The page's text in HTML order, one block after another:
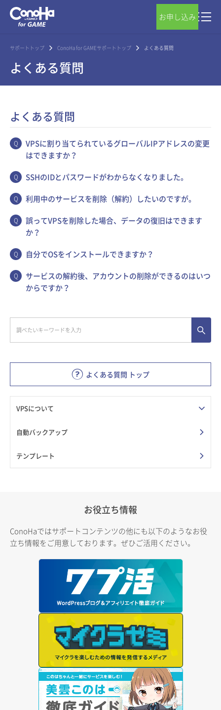
お申し込み
サポートトップ ConoHa for GAMEサポートトップ よくある質問
よくある質問
よくある質問 トップ
VPSについて
自動バックアップ
テンプレート
よくある質問
VPSに割り当てられているグローバルIPアドレスの変更
はできますか？
SSHのIDとパスワードがわからなくなりました。
利用中のサービスを削除（解約）したいのですが。
誤ってVPSを削除した場合、データの復旧はできます
か？
自分でOSをインストールできますか？
サービスの解約後、アカウントの削除ができるのはいつ
からですか？
お役立ち情報
ConoHaではサポートコンテンツの他にも以下のようなお役
立ち情報をご用意しております。ぜひご活用ください。